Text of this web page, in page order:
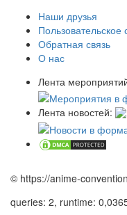
Наши друзья
Пользовательское
Обратная связь
О нас
Лента
Лента новостей:
© https://anime-
queries: 2, runtime: